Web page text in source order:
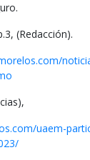
(Redacción).
uaem-